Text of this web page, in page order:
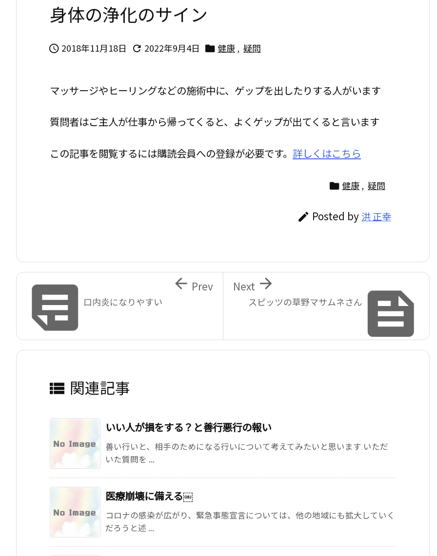
身体の浄化のサイン
 2018年11月18日  2022年9月4日  健康, 疑問
マッサージやヒーリングなどの施術中に、ゲップを出したりする人がいます
質問者はご主人が仕事から帰ってくると、よくゲップが出てくると言います
この記事を閲覧するには購読会員への登録が必要です。 詳しくはこちら
 健康, 疑問
 Posted by 洪 正幸

スピッツの草野マサムネさん

Next
口内炎になりやすい
 Prev
 関連記事
いい人が損をする？と善行悪行の報い
善い行いと、相手のためになる行いについて考えてみたいと思います いただ
いた質問を ...
医療崩壊に備える￼
コロナの感染が広がり、緊急事態宣言については、他の地域にも拡大していく
だろうと述 ...